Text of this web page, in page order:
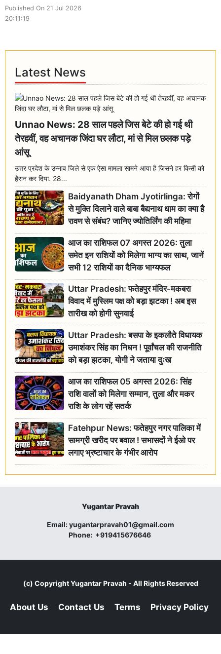
Published On 21 Jul 2026
20:11:19
Latest News
Unnao News: 28 साल पहले जिस बेटे की हो गई थी
तेरहवीं, वह अचानक जिंदा घर लौटा, मां से मिल छलक पड़े
आंसू
उत्तर प्रदेश के उन्नाव जिले से एक ऐसा मामला सामने आया है जिसने हर किसी को
हैरान कर दिया. 28...
Baidyanath Dham Jyotirlinga: रोगों
से मुक्ति दिलाने वाले बाबा बैद्यनाथ धाम का क्या है
रावण से संबंध? जानिए ज्योतिर्लिंग की महिमा
आज का राशिफल 07 अगस्त 2026: तुला
समेत इन राशियों को मिलेगा भाग्य का साथ, जानें
सभी 12 राशियों का दैनिक भाग्यफल
Uttar Pradesh: फतेहपुर मंदिर-मकबरा
विवाद में मुस्लिम पक्ष को बड़ा झटका ! अब इस
तारीख को होगी सुनवाई
Uttar Pradesh: बसपा के इकलौते विधायक
उमाशंकर सिंह का निधन ! पूर्वांचल की राजनीति
को बड़ा झटका, योगी ने जताया दुःख
आज का राशिफल 05 अगस्त 2026: सिंह
राशि वालों को मिलेगा सम्मान, तुला और मकर
राशि के लोग रहें सतर्क
Fatehpur News: फतेहपुर नगर पालिका में
सामग्री खरीद पर बवाल ! सभासदों ने ईओ पर
लगाए भ्रष्टाचार के गंभीर आरोप
Yugantar Pravah
Email:yugantarpravah01@gmail.com
Phone: +919415676646
(c) CopyrightYugantar Pravah - All Rights Reserved
About Us Contact Us Terms Privacy Policy